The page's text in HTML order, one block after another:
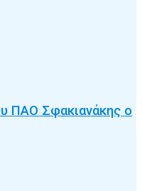
ΠΑΟ Σφακιανάκης ο